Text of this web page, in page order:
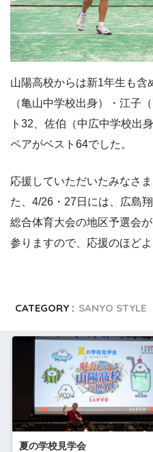
山陽高校からは新1年生も含
（亀山中学校出身）・江子
ト32、佐伯（中広中学校出
ペアがベスト64でした。
応援していただいたみなさ
た、4/26・27日には、広島
総合体育大会の地区予選会
参りますので、応援のほど
CATEGORY : SANYO STYLE
夏の学校見学会